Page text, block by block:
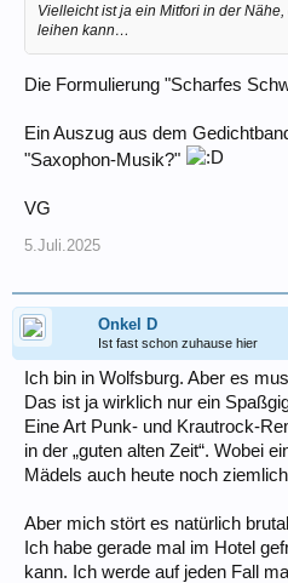
Vielleicht ist ja ein Mitfori in der
leihen kann…
Die Formulierung "Scharfes
Ein Auszug aus dem
"Saxophon-Musik?"
VG
5.Juli.2025
Onkel D
Ist fast schon zuhause hier
Ich bin in Wolfsburg. Aber es
Das ist ja wirklich nur ein
Eine Art Punk- und Krautrock-
in der „guten alten Zeit“. Wobei
Mädels auch heute noch
Aber mich stört es natürlich
Ich habe gerade mal im Hotel
kann. Ich werde auf jeden Fall